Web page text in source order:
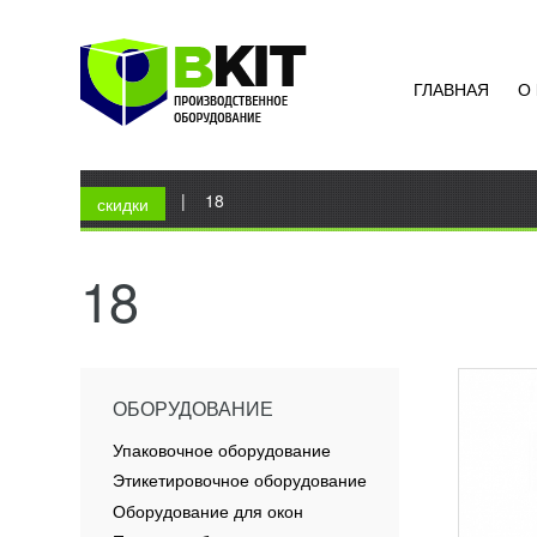
ГЛАВНАЯ О
Вы здесь
Главная | 18
18
ОБОРУДОВАНИЕ
Упаковочное оборудование
Этикетировочное оборудование
Оборудование для окон
скидки